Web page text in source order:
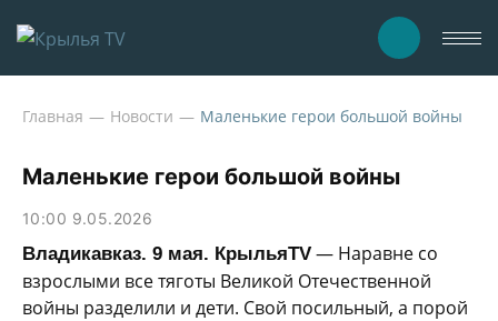
Главная Новости Маленькие герои большой войны
Маленькие герои большой войны
10:00 9.05.2026
Владикавказ. 9 мая. КрыльяTV — Наравне со
взрослыми все тяготы Великой Отечественной
войны разделили и дети. Свой посильный, а порой